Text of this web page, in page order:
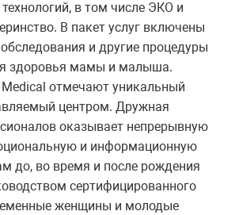
в том числе ЭКО и
В пакет услуг включены
и другие процедуры
здоровья мамы и малыша.
отмечают уникальный
центром. Дружная
оказывает непрерывную
и информационную
до, во время и после рождения
сертифицированного
женщины и молодые